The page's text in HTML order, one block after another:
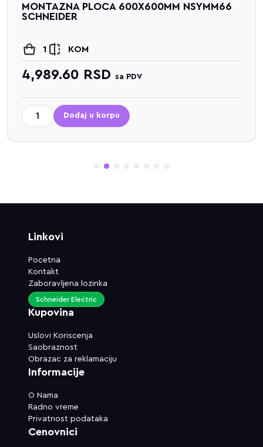
MONTAZNA PLOCA 600X600MM NSYMM66
SCHNEIDER
1 KOM
4,989.60 RSD sa PDV
Dodaj u korpu
5
Linkovi
Pocetna
Kontakt
Zaboravljena lozinka
Kupovina
Uslovi Koriscenja
Saobraznost
Obrazac za reklamaciju
Schneider Electric
Informacije
O Nama
Radno vreme
Privatnost podataka
Cenovnici